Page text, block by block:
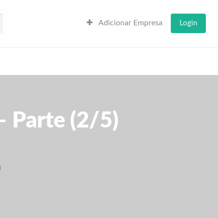
Adicionar Empresa Login
Parte (2/5)